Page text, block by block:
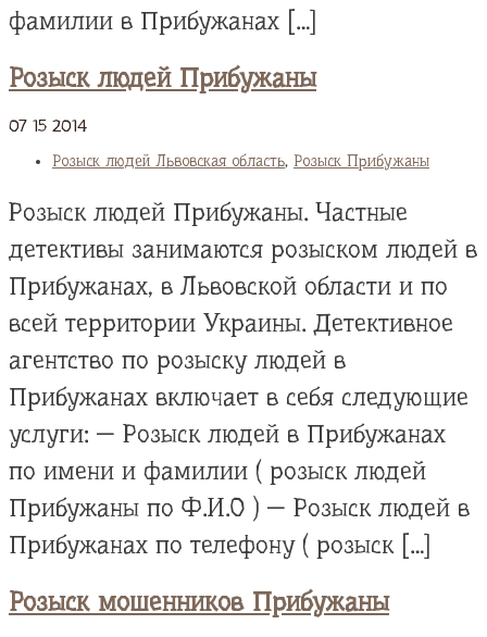
фамилии в Прибужанах […]
Розыск людей Прибужаны
07 15 2014
Розыск людей Львовская область, Розыск Прибужаны
Розыск людей Прибужаны. Частные
детективы занимаются розыском людей в
Прибужанах, в Львовской области и по
всей территории Украины. Детективное
агентство по розыску людей в
Прибужанах включает в себя следующие
услуги: — Розыск людей в Прибужанах
по имени и фамилии ( розыск людей
Прибужаны по Ф.И.О ) — Розыск людей в
Прибужанах по телефону ( розыск […]
Розыск мошенников Прибужаны